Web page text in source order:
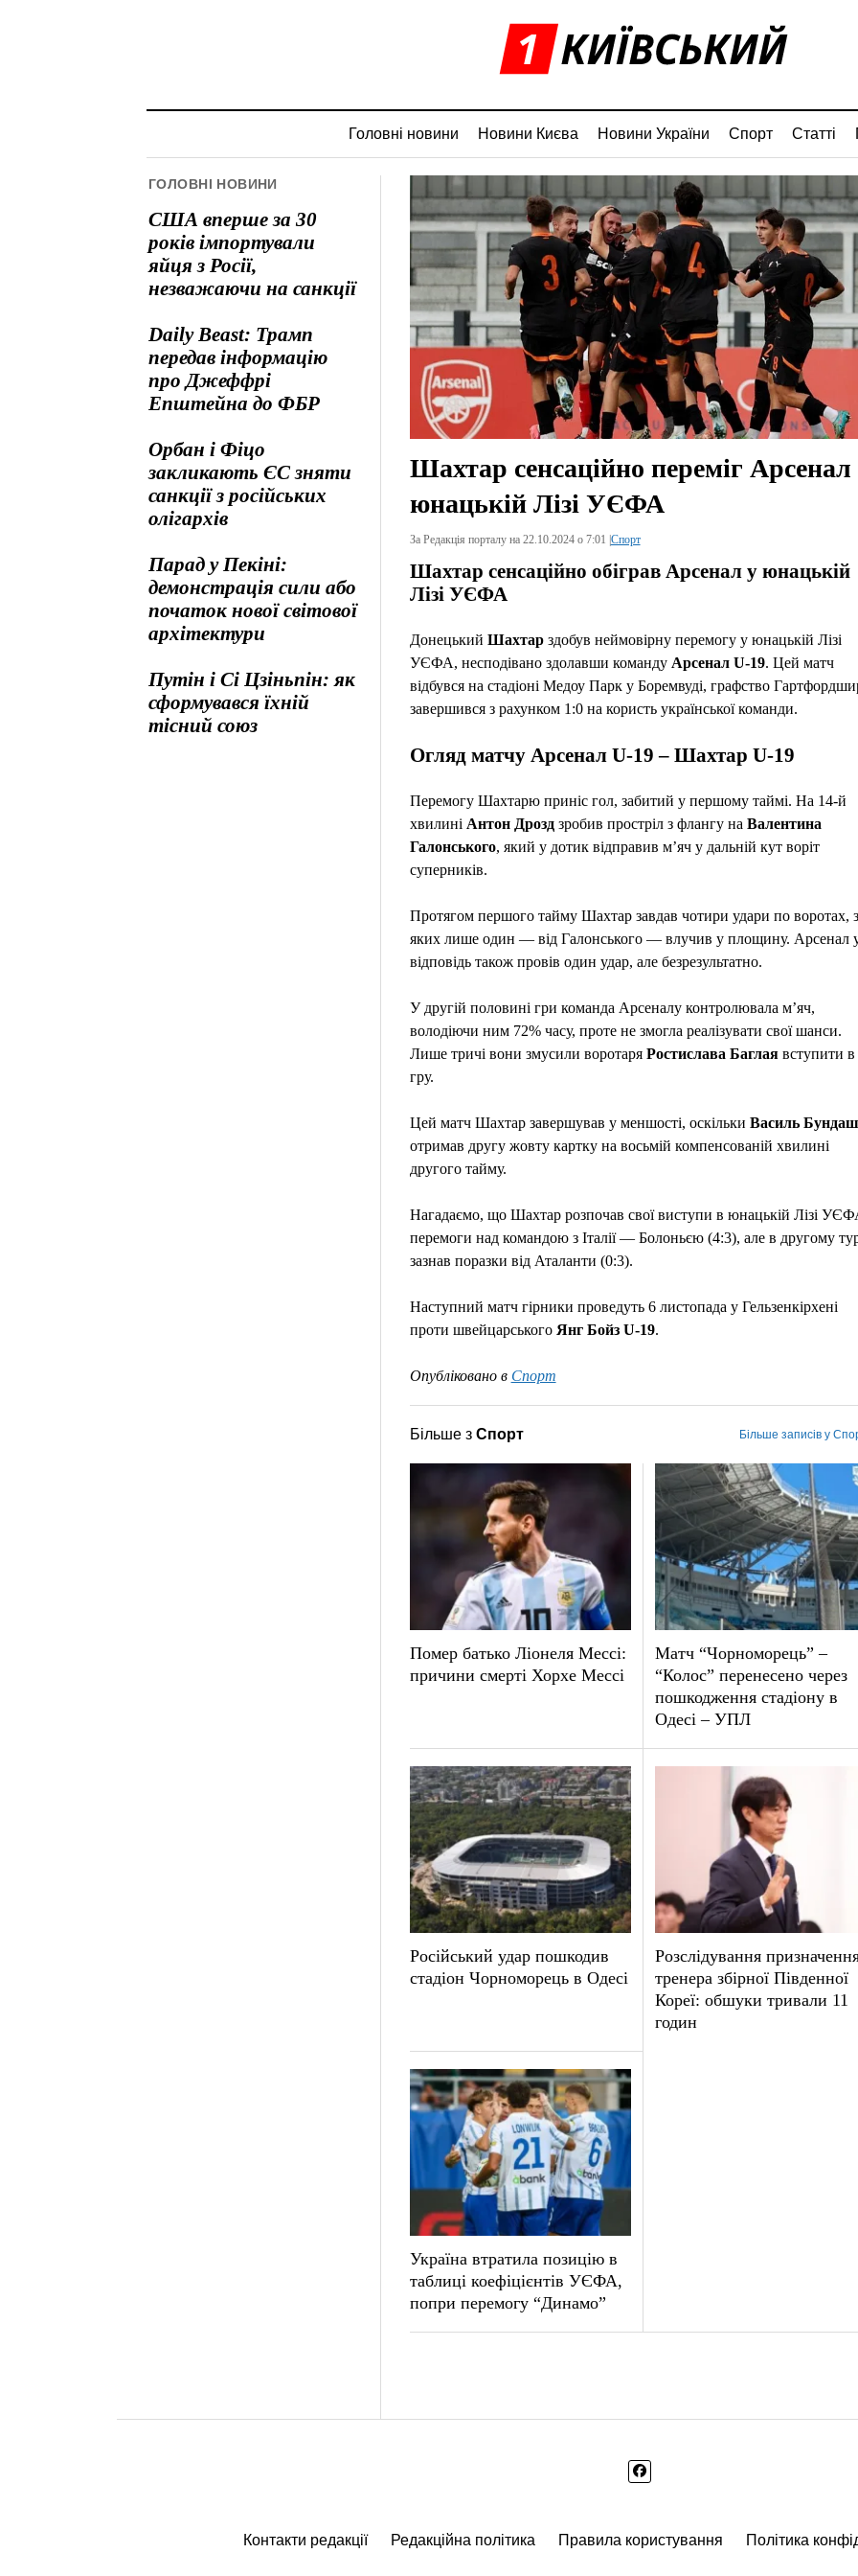
Головні новини Новини Києва Новини України Спорт Статті
ГОЛОВНІ НОВИНИ
США вперше за 30
років імпортували
яйця з Росії,
незважаючи на санкції
Daily Beast: Трамп
передав інформацію
про Джеффрі
Епштейна до ФБР
Орбан і Фіцо
закликають ЄС зняти
санкції з російських
олігархів
Парад у Пекіні:
демонстрація сили або
початок нової світової
архітектури
Путін і Сі Цзіньпін: як
сформувався їхній
тісний союз
Шахтар сенсаційно переміг Арсенал
юнацькій Лізі УЄФА
За Редакція порталу на 22.10.2024 о 7:01 | Спорт
Шахтар сенсаційно обіграв Арсенал у юнацькій
Лізі УЄФА
Донецький Шахтарздобув неймовірну перемогу у юнацькій Лізі
УЄФА, несподівано здолавши команду Арсенал U-19. Цей матч
відбувся на стадіоні Медоу Парк у Боремвуді, графство
завершився з рахунком 1:0 на користь української команди.
Огляд матчу Арсенал U-19 – Шахтар U-19
Перемогу Шахтарю приніс гол, забитий у першому таймі. На 14-й
хвилині Антон Дроздзробив простріл з флангу на Валентина
Галонського, який у дотик відправив м’яч у дальній кут воріт
суперників.
Протягом першого тайму Шахтар завдав чотири удари по воротах, з
яких лише один — від Галонського — влучив у площину. Арсенал
відповідь також провів один удар, але безрезультатно.
У другій половині гри команда Арсеналу контролювала м’яч,
володіючи ним 72% часу, проте не змогла реалізувати свої шанси.
Лише тричі вони змусили воротаря Ростислава Баглаявступити в
гру.
Цей матч Шахтар завершував у меншості, оскільки Василь Бундаш
отримав другу жовту картку на восьмій компенсованій хвилині
другого тайму.
Нагадаємо, що Шахтар розпочав свої виступи в юнацькій Лізі
перемоги над командою з Італії — Болоньєю (4:3), але в другому
зазнав поразки від Аталанти (0:3).
Наступний матч гірники проведуть 6 листопада у Гельзенкірхені
проти швейцарського Янг Бойз U-19.
Опубліковано в Спорт
Більше з Спорт Більше записів у
Помер батько Ліонеля Мессі:
причини смерті Хорхе Мессі
Матч “Чорноморець” –
“Колос” перенесено через
пошкодження стадіону в
Одесі – УПЛ
Російський удар пошкодив
стадіон Чорноморець в Одесі
Розслідування
тренера збірної Південної
Кореї: обшуки тривали 11
годин
Україна втратила позицію в
таблиці коефіцієнтів УЄФА,
попри перемогу “Динамо”
Контакти редакції Редакційна політика Правила користування Політика